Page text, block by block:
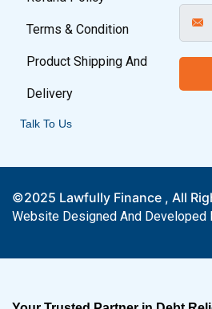
Terms & Condition
Product Shipping And
Delivery
Talk To Us
©2025 Lawfully Finance , All
Website Designed And Developed